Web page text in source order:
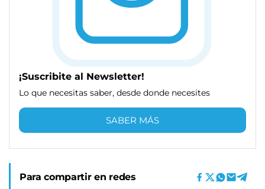
¡Suscribite al Newsletter!
Lo que necesitas saber, desde donde necesites
SABER MÁS
Para compartir en redes